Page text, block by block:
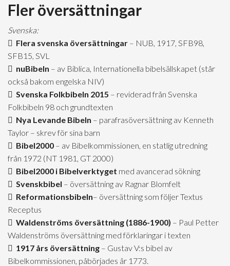
Fler översättningar
Svenska:
Flera svenska översättningar – NUB, 1917, SFB98,
SFB15, SVL
nuBibeln – av Biblica, Internationella bibelsällskapet (står
också bakom engelska NIV)
Svenska Folkbibeln 2015 – reviderad från Svenska
Folkbibeln 98 och grundtexten
Nya Levande Bibeln – parafrasöversättning av Kenneth
Taylor – skrev för sina barn
Bibel2000 – av Bibelkommissionen, en statlig utredning
från 1972 (NT 1981, GT 2000)
Bibel2000 i Bibelverktyget med avancerad sökning
Svenskbibel – översättning av Ragnar Blomfelt
Reformationsbibeln– översättning som följer Textus
Receptus
Waldenströms översättning (1886-1900) – Paul Petter
Waldenströms översättning med förklaringar i texten
1917 års översättning – Gustav V:s bibel av
Bibelkommissionen, påbörjades år 1773.